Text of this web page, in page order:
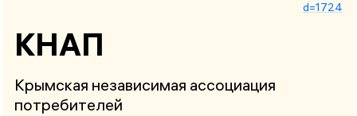
d=1724
КНАП
Крымская независимая ассоциация
потребителей